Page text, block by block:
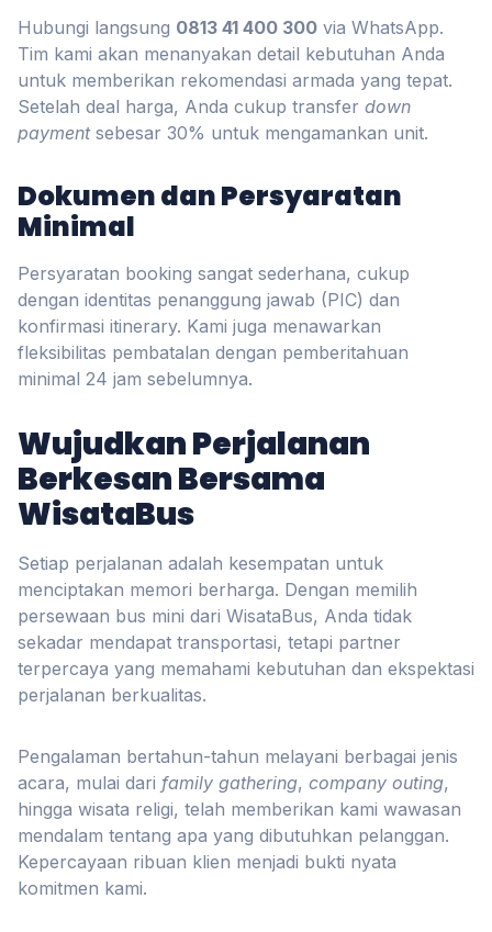
Hubungi langsung 0813 41 400 300 via WhatsApp.
Tim kami akan menanyakan detail kebutuhan Anda
untuk memberikan rekomendasi armada yang tepat.
Setelah deal harga, Anda cukup transfer down
paymentsebesar 30% untuk mengamankan unit.
Dokumen dan Persyaratan
Minimal
Persyaratan booking sangat sederhana, cukup
dengan identitas penanggung jawab (PIC) dan
konfirmasi itinerary. Kami juga menawarkan
fleksibilitas pembatalan dengan pemberitahuan
minimal 24 jam sebelumnya.
Wujudkan Perjalanan
Berkesan Bersama
WisataBus
Setiap perjalanan adalah kesempatan untuk
menciptakan memori berharga. Dengan memilih
persewaan bus mini dari WisataBus, Anda tidak
sekadar mendapat transportasi, tetapi partner
terpercaya yang memahami kebutuhan dan ekspektasi
perjalanan berkualitas.
Pengalaman bertahun-tahun melayani berbagai jenis
acara, mulai dari family gathering, company outing,
hingga wisata religi, telah memberikan kami wawasan
mendalam tentang apa yang dibutuhkan pelanggan.
Kepercayaan ribuan klien menjadi bukti nyata
komitmen kami.